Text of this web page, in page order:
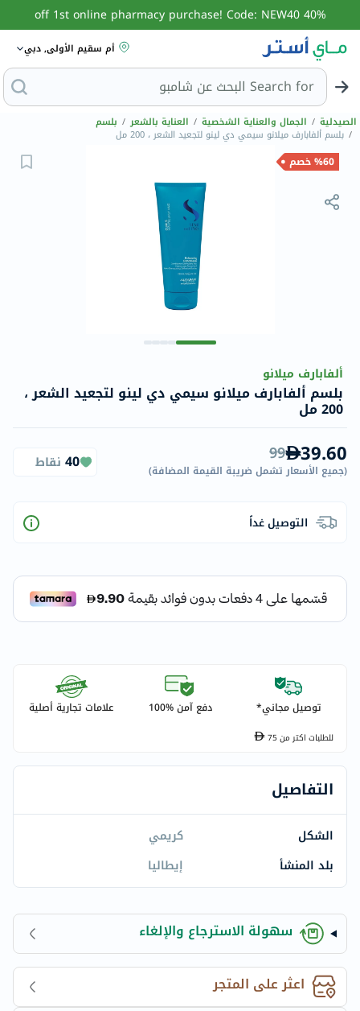
40% off 1st online pharmacy purchase! Code: NEW40
أم سقيم الأولى, دبي
Search for البحث عن شامبو
الصيدلية / الجمال والعناية الشخصية / العناية بالشعر / بلسم
/ بلسم ألفابارف ميلانو سيمي دي لينو لتجعيد الشعر ، 200 مل
%60 خصم
ألفابارف ميلانو
بلسم ألفابارف ميلانو سيمي دي لينو لتجعيد الشعر ،
200 مل
39.60
99
(جميع الأسعار تشمل ضريبة القيمة المضافة)
40 نقاط
التوصيل غداً
توصيل مجاني* دفع آمن %100 علامات تجارية أصلية
للطلبات اكتر من75
التفاصيل
الشكل
كريمي
بلد المنشأ
إيطاليا
سهولة الاسترجاع والإلغاء
اعثر على المتجر